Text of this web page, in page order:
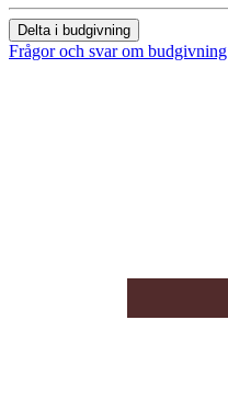
Delta i budgivning
Frågor och svar om budgivning